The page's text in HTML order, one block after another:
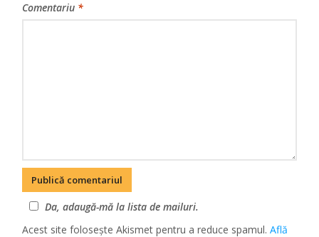
Comentariu *
Da, adaugă-mă la lista de mailuri.
Acest site folosește Akismet pentru a reduce spamul.Află